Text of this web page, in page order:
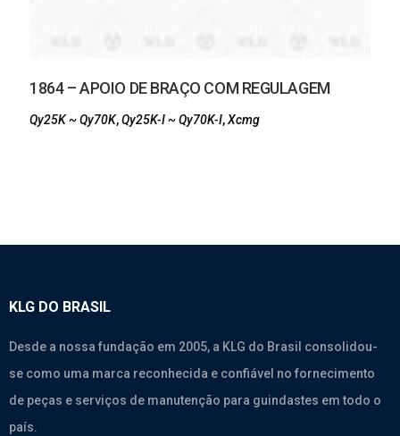
1864 – APOIO DE BRAÇO COM REGULAGEM
Qy25K ~ Qy70K,Qy25K-I ~ Qy70K-I,Xcmg
KLG DO BRASIL
Desde a nossa fundação em 2005, a KLG do Brasil consolidou-
se como uma marca reconhecida e confiável no fornecimento
de peças e serviços de manutenção para guindastes em todo o
país.